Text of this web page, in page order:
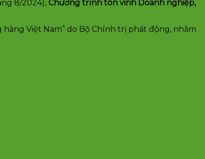
8/2024), Chương trình tôn vinh Doanh nghiệp,
Việt Nam” do Bộ Chính trị phát động, nhằm